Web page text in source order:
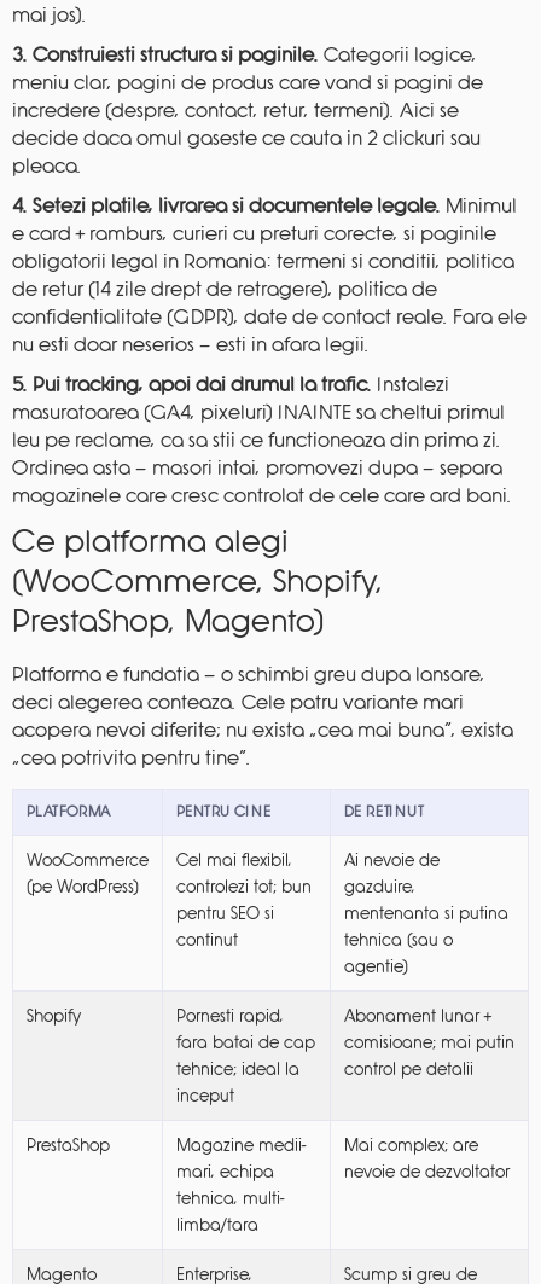
mai jos).
3. Construiesti structura si paginile. Categorii logice,
meniu clar, pagini de produs care vand si pagini de
incredere (despre, contact, retur, termeni). Aici se
decide daca omul gaseste ce cauta in 2 clickuri sau
pleaca.
4. Setezi platile, livrarea si documentele legale. Minimul
e card + ramburs, curieri cu preturi corecte, si paginile
obligatorii legal in Romania: termeni si conditii, politica
de retur (14 zile drept de retragere), politica de
confidentialitate (GDPR), date de contact reale. Fara ele
nu esti doar neserios — esti in afara legii.
5. Pui tracking, apoi dai drumul la trafic. Instalezi
masuratoarea (GA4, pixeluri) INAINTE sa cheltui primul
leu pe reclame, ca sa stii ce functioneaza din prima zi.
Ordinea asta — masori intai, promovezi dupa — separa
magazinele care cresc controlat de cele care ard bani.
Ce platforma alegi
(WooCommerce, Shopify,
PrestaShop, Magento)
Platforma e fundatia — o schimbi greu dupa lansare,
deci alegerea conteaza. Cele patru variante mari
acopera nevoi diferite; nu exista „cea mai buna”, exista
„cea potrivita pentru tine”.
PLATFORMA PENTRU CINE DE RETINUT
WooCommerce
(pe WordPress)
Cel mai flexibil,
controlezi tot; bun
pentru SEO si
continut
Ai nevoie de
gazduire,
mentenanta si putina
tehnica (sau o
agentie)
Shopify
Pornesti rapid,
fara batai de cap
tehnice; ideal la
inceput
Abonament lunar +
comisioane; mai putin
control pe detalii
PrestaShop
Magazine medii-
mari, echipa
tehnica, multi-
limba/tara
Mai complex; are
nevoie de dezvoltator
Magento Enterprise, Scump si greu de